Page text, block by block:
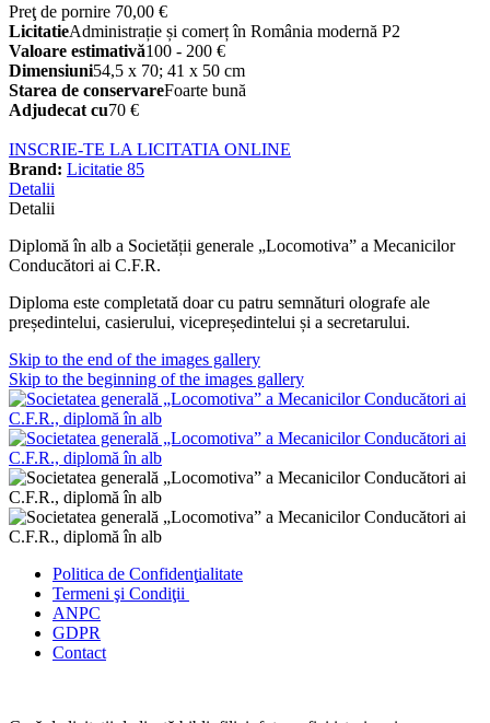
Preţ de pornire 70,00 €
LicitatieAdministrație și comerț în România modernă P2
Valoare estimativă100 - 200 €
Dimensiuni54,5 x 70; 41 x 50 cm
Starea de conservareFoarte bună
Adjudecat cu70 €
INSCRIE-TE LA LICITATIA ONLINE
Brand: Licitatie 85
Detalii
Detalii
Diplomă în alb a Societății generale „Locomotiva” a Mecanicilor
Conducători ai C.F.R.
Diploma este completată doar cu patru semnături olografe ale
președintelui, casierului, vicepreședintelui și a secretarului.
Skip to the end of the images gallery
Skip to the beginning of the images gallery
Politica de Confidenţialitate
Termeni şi Condiţii
ANPC
GDPR
Contact